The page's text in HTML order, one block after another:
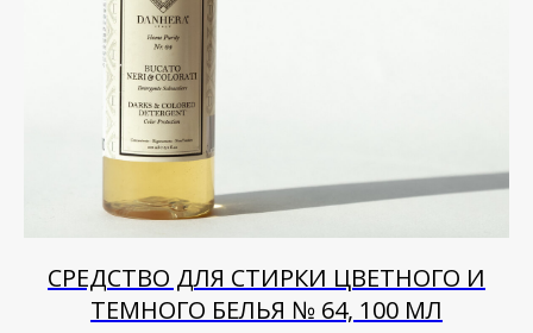
СРЕДСТВО ДЛЯ СТИРКИ ЦВЕТНОГО И
ТЕМНОГО БЕЛЬЯ № 64, 100 МЛ